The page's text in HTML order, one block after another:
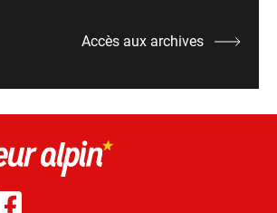
Accès aux archives